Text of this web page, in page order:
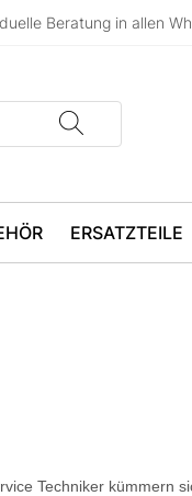
Beratung in allen
ERSATZTEILE
Techniker kümmern